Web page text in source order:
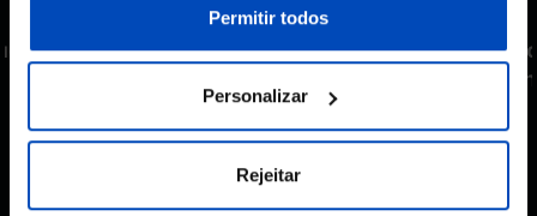
Política de Cookies.
Permitir todos
Personalizar
Rejeitar
Futebol: o talento não basta